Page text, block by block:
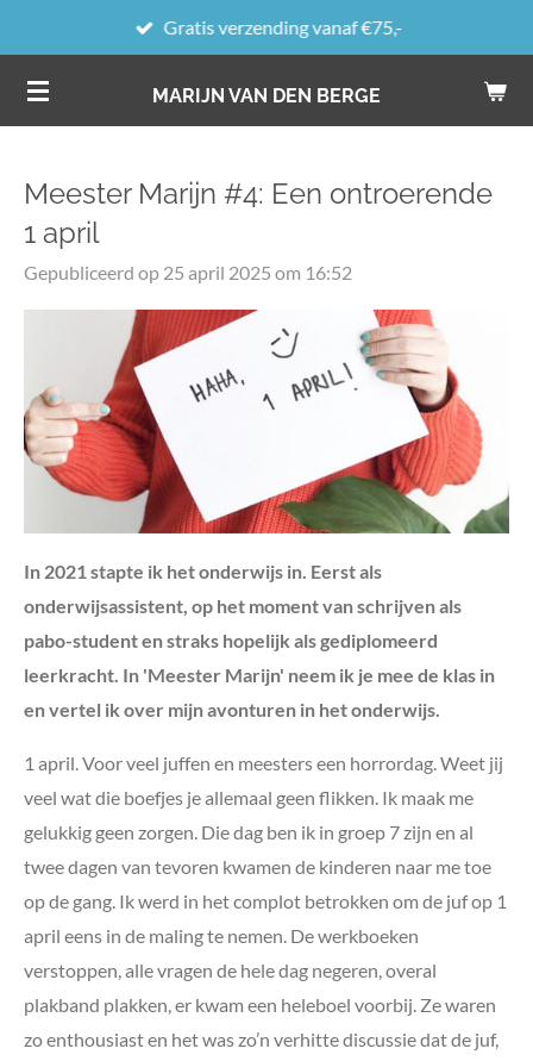
direct
naar
de
MARIJN VAN DEN BERGE
Gratis verzending vanaf €75,-
Meester Marijn #4: Een ontroerende
1 april
Gepubliceerd op 25 april 2025 om 16:52
In 2021 stapte ik het onderwijs in. Eerst als
onderwijsassistent, op het moment van schrijven als
pabo-student en straks hopelijk als gediplomeerd
leerkracht. In 'Meester Marijn' neem ik je mee de klas in
en vertel ik over mijn avonturen in het onderwijs.
1 april. Voor veel juffen en meesters een horrordag. Weet jij
veel wat die boefjes je allemaal geen flikken. Ik maak me
gelukkig geen zorgen. Die dag ben ik in groep 7 zijn en al
twee dagen van tevoren kwamen de kinderen naar me toe
op de gang. Ik werd in het complot betrokken om de juf op 1
april eens in de maling te nemen. De werkboeken
verstoppen, alle vragen de hele dag negeren, overal
plakband plakken, er kwam een heleboel voorbij. Ze waren
zo enthousiast en het was zo’n verhitte discussie dat de juf,